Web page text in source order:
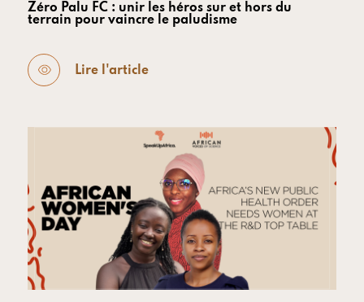
Zéro Palu FC : unir les héros sur et hors du
terrain pour vaincre le paludisme
Lire l'article